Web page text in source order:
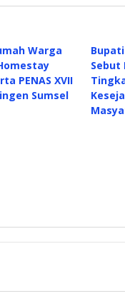
Warga
PENAS XVII
Sumsel
Sebut